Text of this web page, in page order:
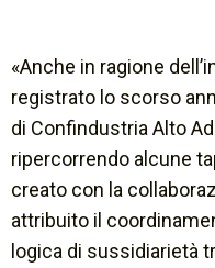
«Anche in ragione
registrato lo scorso
di Confindustria Alto
ripercorrendo alcune
creato con la
attribuito il
logica di sussidiarietà